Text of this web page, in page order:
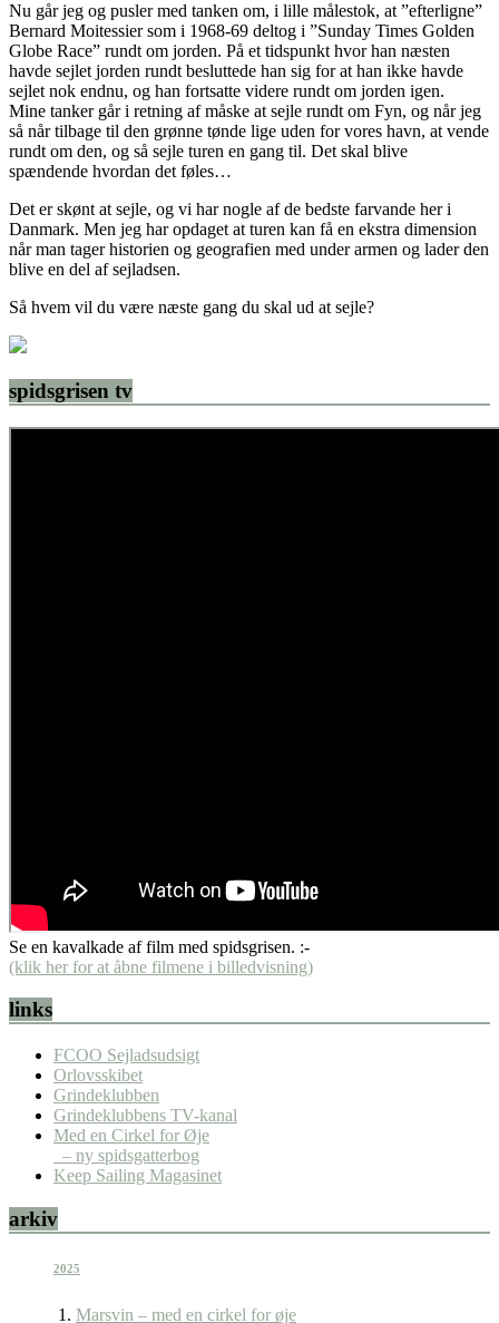
Nu går jeg og pusler med tanken om, i lille målestok, at ”efterligne”
Bernard Moitessier som i 1968-69 deltog i ”Sunday Times Golden
Globe Race” rundt om jorden. På et tidspunkt hvor han næsten
havde sejlet jorden rundt besluttede han sig for at han ikke havde
sejlet nok endnu, og han fortsatte videre rundt om jorden igen.
Mine tanker går i retning af måske at sejle rundt om Fyn, og når jeg
så når tilbage til den grønne tønde lige uden for vores havn, at vende
rundt om den, og så sejle turen en gang til. Det skal blive
spændende hvordan det føles…
Det er skønt at sejle, og vi har nogle af de bedste farvande her i
Danmark. Men jeg har opdaget at turen kan få en ekstra dimension
når man tager historien og geografien med under armen og lader den
blive en del af sejladsen.
Så hvem vil du være næste gang du skal ud at sejle?
spidsgrisen tv
Se en kavalkade af film med spidsgrisen. :-
(klik her for at åbne filmene i billedvisning)
links
FCOO Sejladsudsigt
Orlovsskibet
Grindeklubben
Grindeklubbens TV-kanal
Med en Cirkel for Øje
– ny spidsgatterbog
Keep Sailing Magasinet
arkiv
2025
Marsvin – med en cirkel for øje